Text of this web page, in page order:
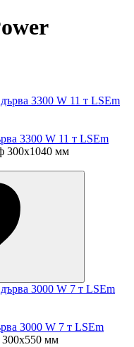
3300 W 11 т LSEm
300х1040 мм
3000 W 7 т LSEm
300х550 мм